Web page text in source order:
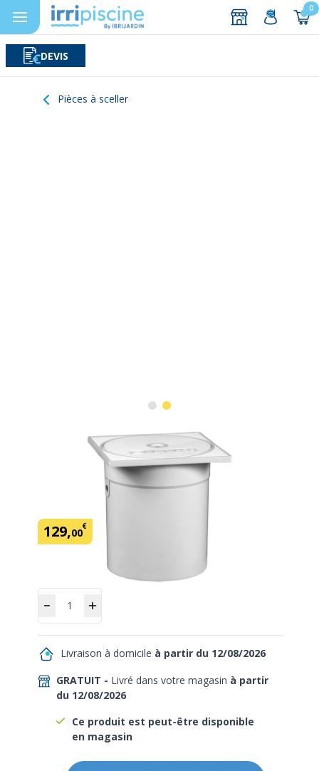
0
DEVIS
Pièces à sceller
Régulateur de niveau HAYWARD
422955 Marque: Hayward
129,00€
GRATUIT - Livré dans votre magasin à partir
du 12/08/2026
Livraison à domicile à partir du 12/08/2026
Ce produit est peut-être disponible
en magasin